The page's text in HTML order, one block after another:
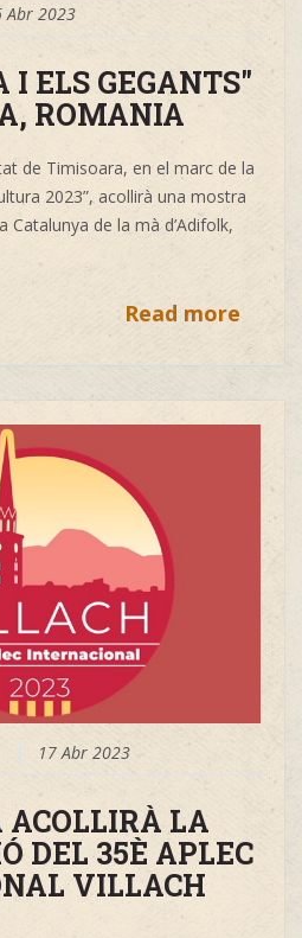
Abr 2023
I ELS GEGANTS"
ROMANIA
de Timisoara, en el marc de la
2023”, acollirà una mostra
Catalunya de la mà d’Adifolk,
Read more
17 Abr 2023
ACOLLIRÀ LA
DEL 35È APLEC
VILLACH